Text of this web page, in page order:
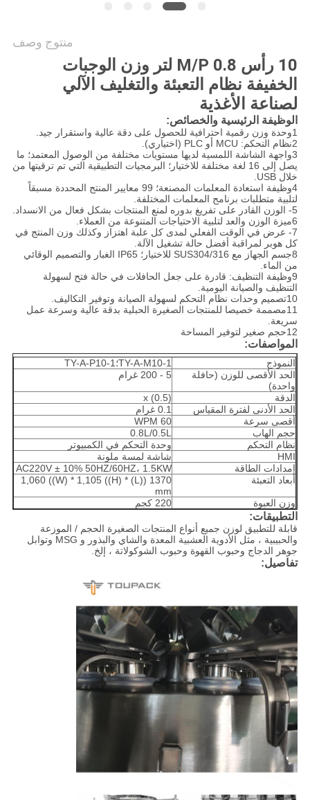
منتوج وصف
10 رأس M/P 0.8 لتر وزن الوجبات
الخفيفة نظام التعبئة والتغليف الآلي
لصناعة الأغذية
الوظيفة الرئيسية والخصائص:
1وحدة وزن رقمية احترافية للحصول على دقة عالية واستقرار جيد.
2نظام التحكم: MCU أو PLC (اختياري).
3واجهة الشاشة اللمسية لديها مستويات مختلفة من الوصول المعتمد؛ ما
يصل إلى 16 لغة مختلفة للاختيار؛ البرمجيات التطبيقية التي تم ترقيتها من
خلال USB.
4وظيفة استعادة المعلمات المصنعة؛ 99 معايير المنتج المحددة مسبقاً
لتلبية متطلبات برنامج المعلمات المختلفة.
5- الوزن القادر على تفريغ بدوره لمنع المنتجات بشكل فعال من الانسداد.
6ميزة الوزن والعد لتلبية الاحتياجات المتنوعة من العملاء.
7- عرض في الوقت الفعلي لمدى كل علبة اهتزاز وكذلك وزن المنتج في
كل هوبر لمراقبة أفضل حالة تشغيل الآلة.
8جسم الجهاز مع SUS304/316 للاختيار؛ IP65 الغبار والتصميم الوقائي
من الماء.
9وظيفة التنظيف: قادرة على جعل الحافلات في حالة فتح لسهولة
التنظيف والصيانة اليومية.
10تصميم وحدات نظام التحكم لسهولة الصيانة وتوفير التكاليف.
11مصممة خصيصا للمنتجات الصغيرة الحبلية بدقة عالية وسرعة عمل
سريعة.
12حجم صغير لتوفير المساحة
المواصفات:
النموذج
TY-A-M10-1؛TY-A-P10-1
الحد الأقصى للوزن (حافلة
واحدة)
5 - 200 غرام
الدقة
x (0.5)
الحد الأدنى لفترة المقياس
0.1 غرام
أقصى سرعة
60 WPM
حجم الهاب
0.8L/0.5L
نظام التحكم
وحدة التحكم في الكمبيوتر
HMI
شاشة لمسة ملونة
إمدادات الطاقة
AC220V ± 10% 50HZ/60HZ، 1.5KW
أبعاد التعبئة
1370 ((L) * 1,060 ((W) * 1,105 ((H)
mm
وزن العبوة
220 كجم
التطبيقات:
قابلة للتطبيق لوزن جميع أنواع المنتجات الصغيرة الحجم / الموزعة
والحبيبية ، مثل الأدوية العشبية المعدة والشاي والبذور و MSG وتوابل
جوهر الدجاج وحبوب القهوة وحبوب الشوكولاتة ، إلخ.
تفاصيل: